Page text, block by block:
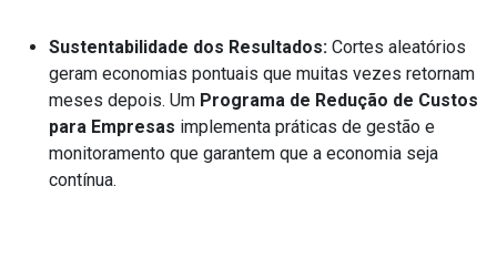
Sustentabilidade dos Resultados: Cortes aleatórios
geram economias pontuais que muitas vezes retornam
meses depois. Um Programa de Redução de Custos
para Empresas implementa práticas de gestão e
monitoramento que garantem que a economia seja
contínua.